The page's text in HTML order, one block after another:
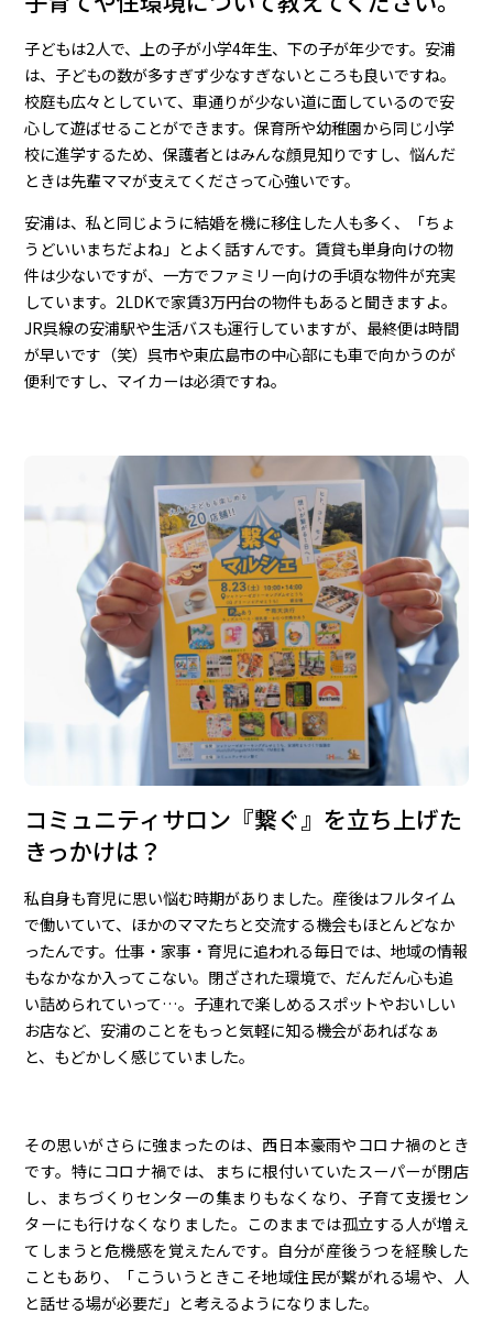
子どもは2人で、上の子が小学4年生、下の子が年少です。安浦
は、子どもの数が多すぎず少なすぎないところも良いですね。
校庭も広々としていて、車通りが少ない道に面しているので安
心して遊ばせることができます。保育所や幼稚園から同じ小学
校に進学するため、保護者とはみんな顔見知りですし、悩んだ
ときは先輩ママが支えてくださって心強いです。
安浦は、私と同じように結婚を機に移住した人も多く、「ちょ
うどいいまちだよね」とよく話すんです。賃貸も単身向けの物
件は少ないですが、一方でファミリー向けの手頃な物件が充実
しています。2LDKで家賃3万円台の物件もあると聞きますよ。
JR呉線の安浦駅や生活バスも運行していますが、最終便は時間
が早いです（笑）呉市や東広島市の中心部にも車で向かうのが
便利ですし、マイカーは必須ですね。
コミュニティサロン『繋ぐ』を立ち上げた
きっかけは？
私自身も育児に思い悩む時期がありました。産後はフルタイム
で働いていて、ほかのママたちと交流する機会もほとんどなか
ったんです。仕事・家事・育児に追われる毎日では、地域の情報
もなかなか入ってこない。閉ざされた環境で、だんだん心も追
い詰められていって…。子連れで楽しめるスポットやおいしい
お店など、安浦のことをもっと気軽に知る機会があればなぁ
と、もどかしく感じていました。
その思いがさらに強まったのは、西日本豪雨やコロナ禍のとき
です。特にコロナ禍では、まちに根付いていたスーパーが閉店
し、まちづくりセンターの集まりもなくなり、子育て支援セン
ターにも行けなくなりました。このままでは孤立する人が増え
てしまうと危機感を覚えたんです。自分が産後うつを経験した
こともあり、「こういうときこそ地域住民が繋がれる場や、人
と話せる場が必要だ」と考えるようになりました。